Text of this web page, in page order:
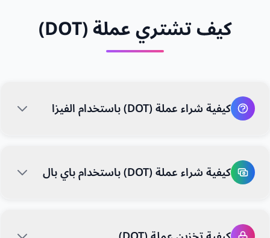
كيف تشتري عملة (DOT)
كيفية شراء عملة (DOT) باستخدام الفيزا
كيفية شراء عملة (DOT) باستخدام باي بال